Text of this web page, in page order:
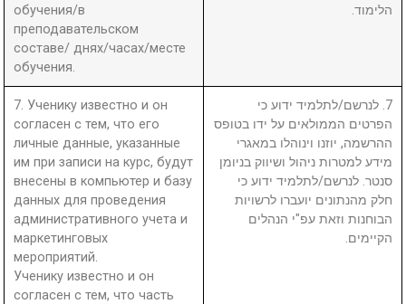
обучения/в
преподавательском
составе/ днях/часах/месте
обучения.
הלימוד.
7. Ученику известно и он
согласен с тем, что его
личные данные, указанные
им при записи на курс, будут
внесены в компьютер и базу
данных для проведения
административного учета и
маркетинговых
мероприятий.
Ученику известно и он
согласен с тем, что часть
7. לנרשם/לתלמיד ידוע כי
הפרטים הממולאים על ידו בטופס
ההרשמה, יוזנו וינוהלו במאגרי
מידע למטרות ניהול ושיווק בניומן
סנטר. לנרשם/לתלמיד ידוע כי
חלק מהנתונים יועברו לרשויות
הבוחנות וזאת עפ"י הנהלים
הקיימים.